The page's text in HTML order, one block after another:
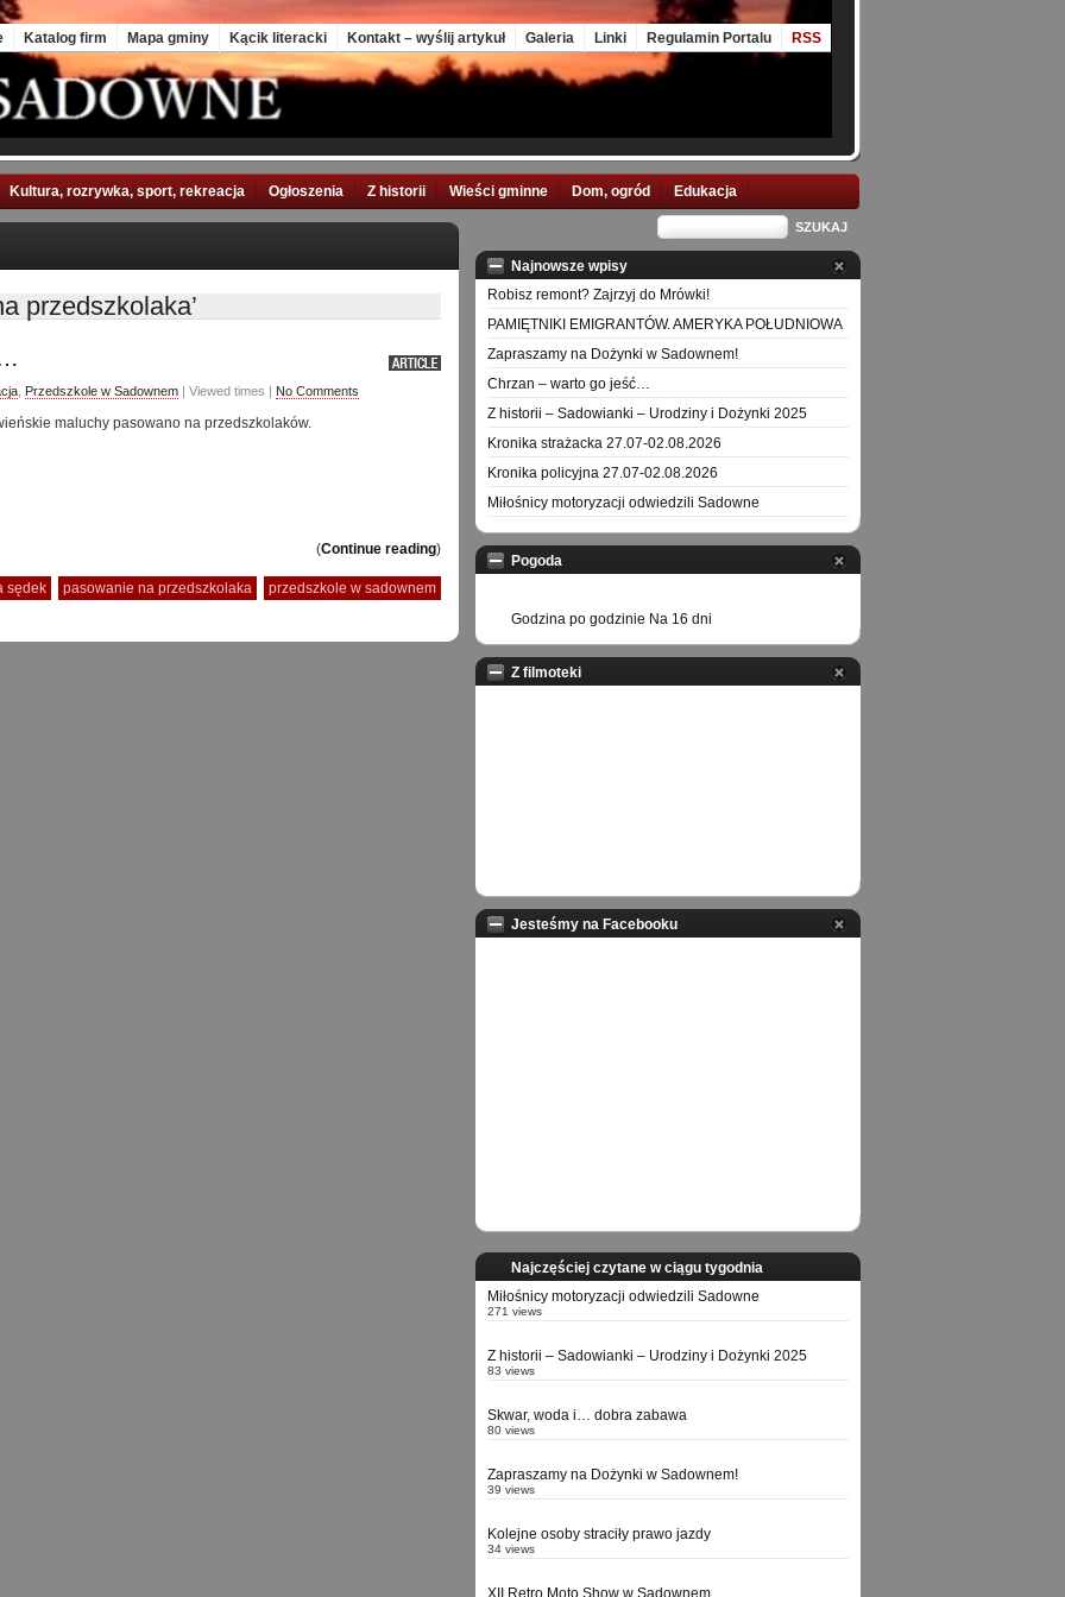
Katalog firm Mapa gminy Kącik literacki Kontakt – wyślij artykuł Galeria Linki Regulamin Portalu RSS
Kultura, rozrywka, sport, rekreacja Ogłoszenia Z historii Wieści gminne Dom, ogród Edukacja
przedszkolaka’
Przedszkole w Sadownem | Viewed times | No Comments
maluchy pasowano na przedszkolaków.
(Continue reading)
sędek pasowanie na przedszkolaka przedszkole w sadownem
Najnowsze wpisy
Robisz remont? Zajrzyj do Mrówki!
PAMIĘTNIKI EMIGRANTÓW. AMERYKA POŁUDNIOWA
Zapraszamy na Dożynki w Sadownem!
Chrzan – warto go jeść…
Z historii – Sadowianki – Urodziny i Dożynki 2025
Kronika strażacka 27.07-02.08.2026
Kronika policyjna 27.07-02.08.2026
Miłośnicy motoryzacji odwiedzili Sadowne
Pogoda
Godzina po godzinie Na 16 dni
Z filmoteki
Jesteśmy na Facebooku
Najczęściej czytane w ciągu tygodnia
Miłośnicy motoryzacji odwiedzili Sadowne
271 views
Z historii – Sadowianki – Urodziny i Dożynki 2025
83 views
Skwar, woda i… dobra zabawa
80 views
Zapraszamy na Dożynki w Sadownem!
39 views
Kolejne osoby straciły prawo jazdy
34 views
XII Retro Moto Show w Sadownem